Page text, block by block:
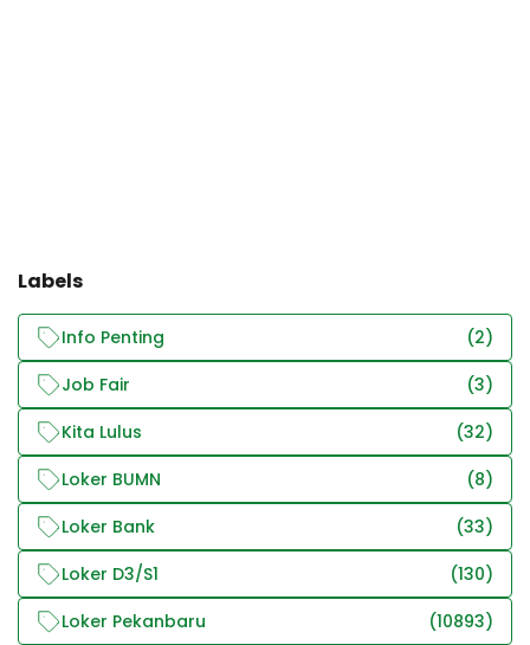
Labels
Info Penting
(2)
Job Fair
(3)
Kita Lulus
(32)
Loker BUMN
(8)
Loker Bank
(33)
Loker D3/S1
(130)
Loker Pekanbaru
(10893)